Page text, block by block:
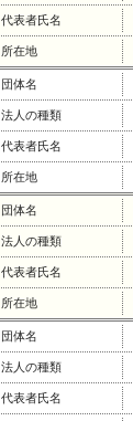
代表者氏名
所在地
団体名
法人の種類
代表者氏名
所在地
団体名
法人の種類
代表者氏名
所在地
団体名
法人の種類
代表者氏名